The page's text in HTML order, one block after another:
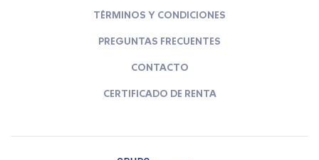
TÉRMINOS Y CONDICIONES
PREGUNTAS FRECUENTES
CONTACTO
CERTIFICADO DE RENTA